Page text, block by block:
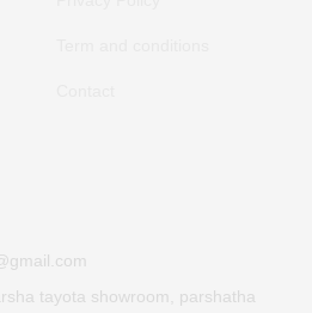
tayota showroom, parshatha